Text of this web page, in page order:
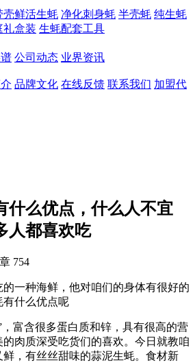
壳鲜活生蚝 净化刺身蚝 半壳蚝 纯生蚝
礼盒装 生蚝配套工具
公司动态 业界资讯
品牌文化 在线反馈 联系我们 加盟代
什么优点，什么人不宜
人都喜欢吃
754
一种海鲜，他对咱们的身体有很好的
有什么优点呢
富含很多蛋白质和锌，具有很高的营
肉质深受吃货们的喜欢。今日就教咱
，有丝丝甜味的蒜泥生蚝。食材新